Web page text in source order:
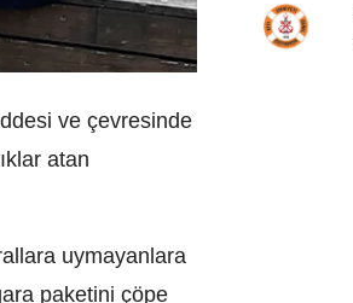
ve çevresinde
atan
uymayanlara
paketini çöpe